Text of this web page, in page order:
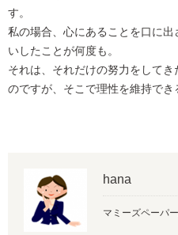
す。
私の場合、心にあることを口に
いしたことが何度も。
それは、それだけの努力をして
のですが、そこで理性を維持でき
hana
マミーズペーパ